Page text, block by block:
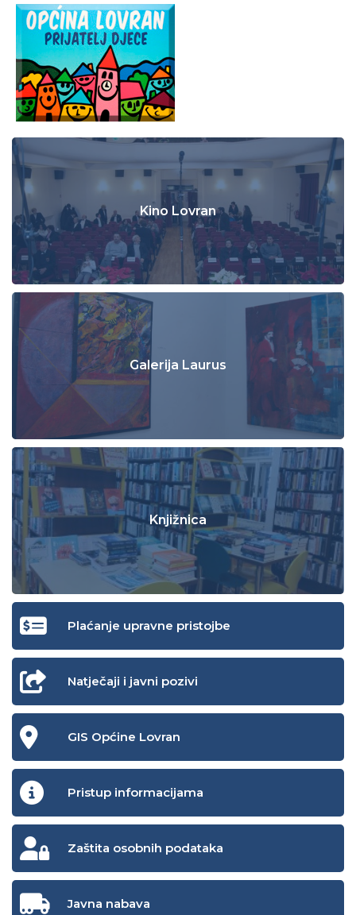
Kino Lovran
Galerija Laurus
Knjižnica
Plaćanje upravne pristojbe
Natječaji i javni pozivi
GIS Općine Lovran
Pristup informacijama
Zaštita osobnih podataka
Javna nabava